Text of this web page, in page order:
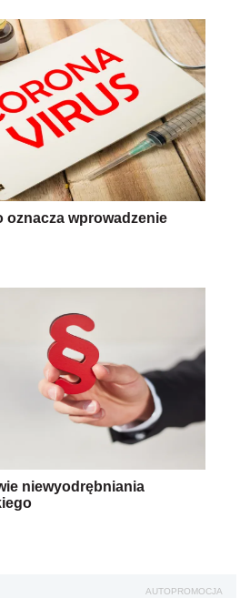
oznacza wprowadzenie
niewyodrębniania
AUTOPROMOCJA